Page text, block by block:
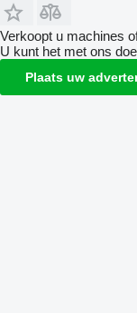
Verkoopt u machines
U kunt het met ons
Plaats uw